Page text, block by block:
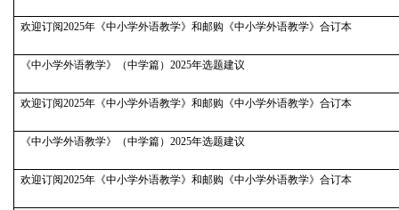
欢迎订阅2025年《中小学外语教学》和邮购《中小学外语教学》合订本
《中小学外语教学》（中学篇）2025年选题建议
欢迎订阅2025年《中小学外语教学》和邮购《中小学外语教学》合订本
《中小学外语教学》（中学篇）2025年选题建议
欢迎订阅2025年《中小学外语教学》和邮购《中小学外语教学》合订本